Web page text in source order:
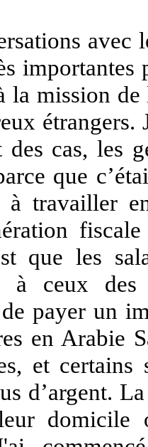
avec
importantes
la mission
étrangers.
des cas, les
que
à travailler
que les
à ceux
de payer un
en Arabie
et certains
d’argent.
domicile